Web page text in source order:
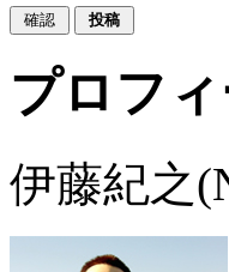
プロフ
伊藤紀之